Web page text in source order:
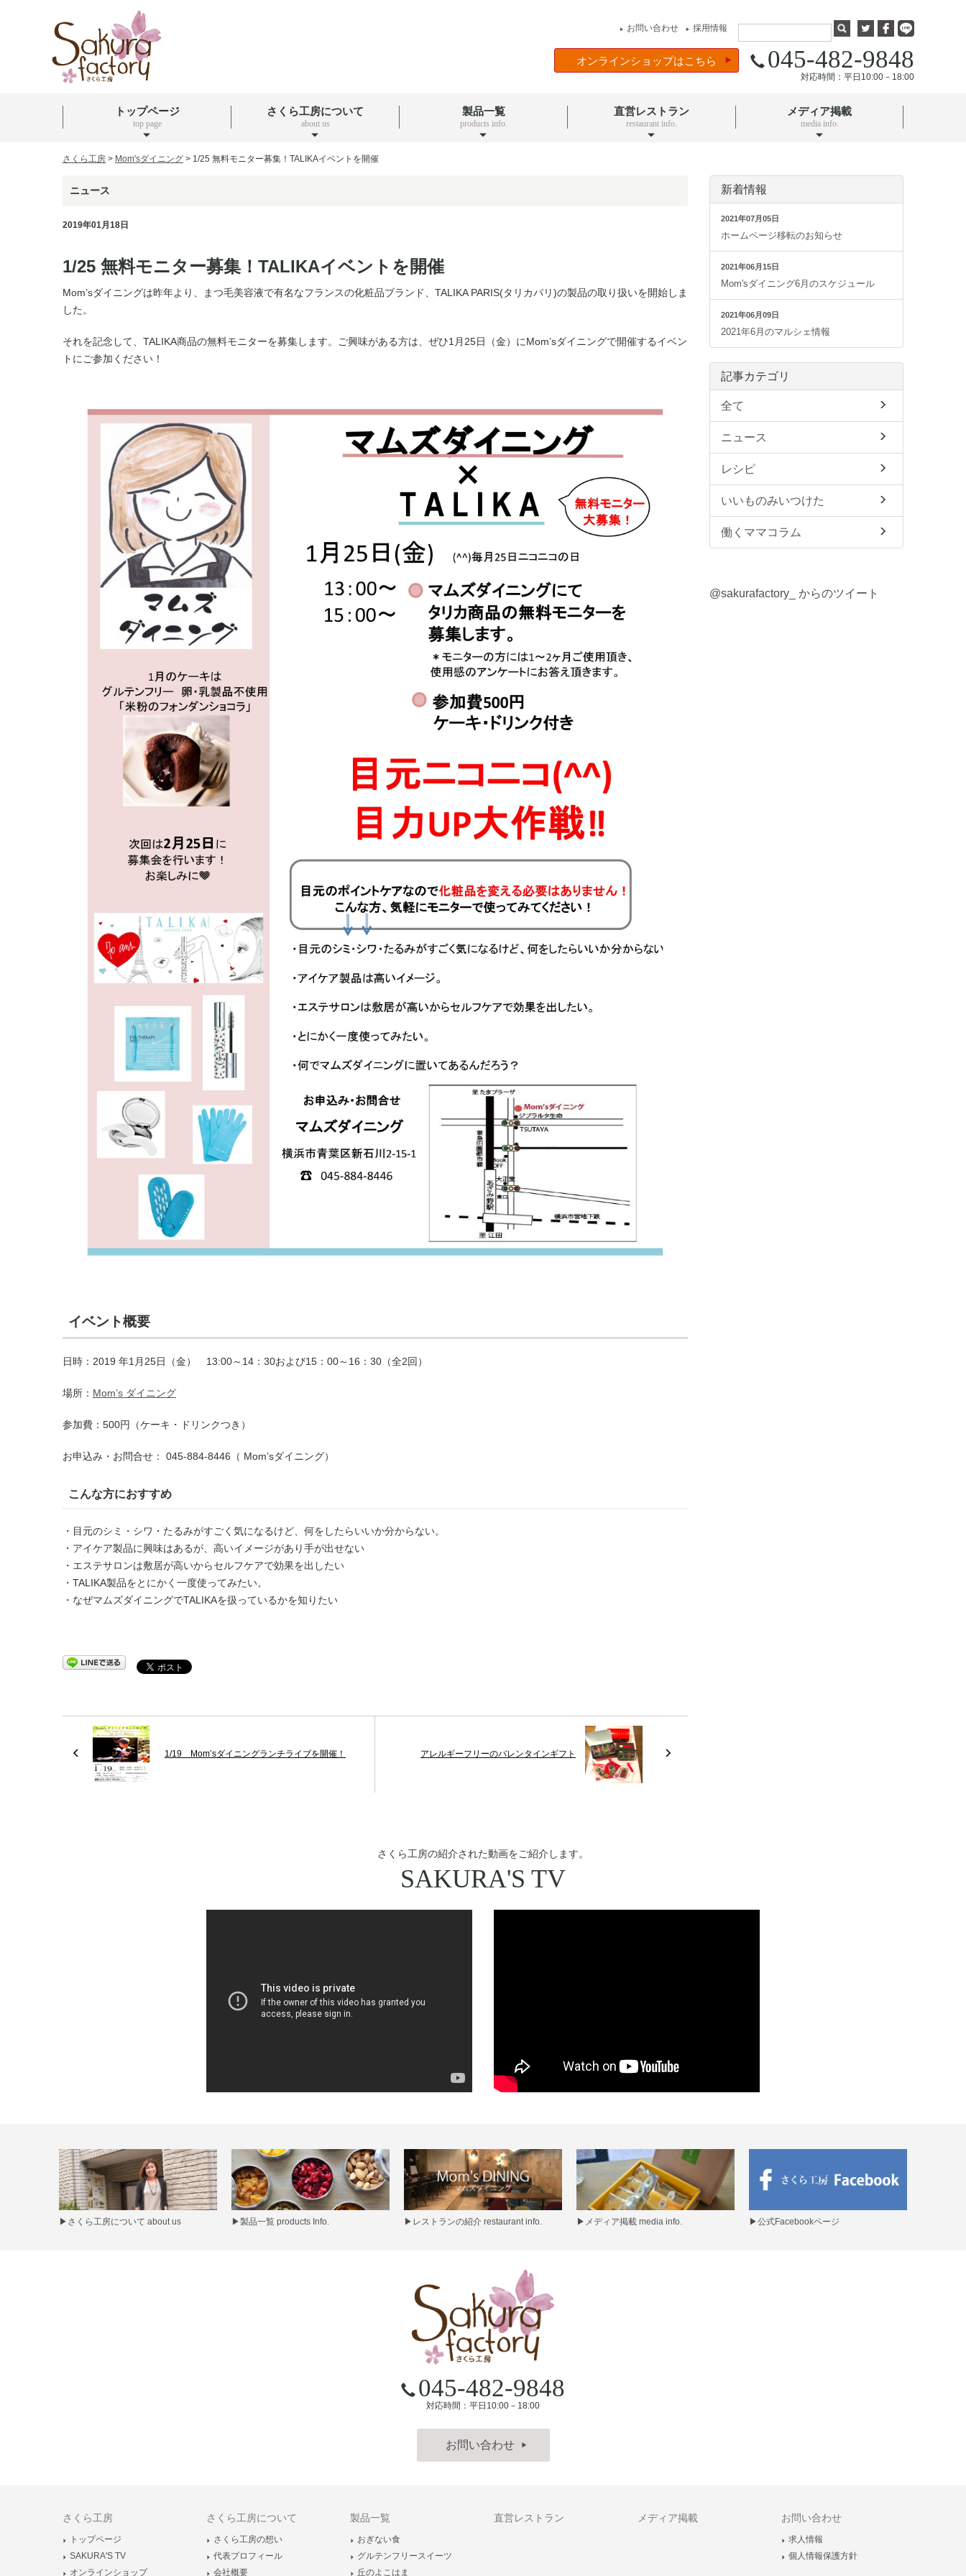
▶ お問い合わせ ▶ 採用情報
オンラインショップはこちら 045-482-9848
対応時間：平日10:00－18:00
トップページ
top page
さくら工房について
about us
製品一覧
products info.
直営レストラン
restaurant info.
メディア掲載
media info.
さくら工房 > Mom'sダイニング > 1/25 無料モニター募集！TALIKAイベントを開催
ニュース
2019年01月18日
1/25 無料モニター募集！TALIKAイベントを開催
Mom’sダイニングは昨年より、まつ毛美容液で有名なフランスの化粧品ブランド、TALIKA PARIS(タリカパリ)の製品の取り扱いを開始しま
した。
それを記念して、TALIKA商品の無料モニターを募集します。ご興味がある方は、ぜひ1月25日（金）にMom’sダイニングで開催するイベン
トにご参加ください！
イベント概要
日時：2019 年1月25日（金） 13:00～14：30および15：00～16：30（全2回）
場所： Mom’s ダイニング
参加費：500円（ケーキ・ドリンクつき）
お申込み・お問合せ： 045-884-8446（ Mom’sダイニング）
こんな方におすすめ
・目元のシミ・シワ・たるみがすごく気になるけど、何をしたらいいか分からない。
・アイケア製品に興味はあるが、高いイメージがあり手が出せない
・エステサロンは敷居が高いからセルフケアで効果を出したい
・TALIKA製品をとにかく一度使ってみたい。
・なぜマムズダイニングでTALIKAを扱っているかを知りたい
1/19 Mom’sダイニングランチライブを開催！ アレルギーフリーのバレンタインギフト
新着情報
2021年07月05日
ホームページ移転のお知らせ
2021年06月15日
Mom'sダイニング6月のスケジュール
2021年06月09日
2021年6月のマルシェ情報
記事カテゴリ
全て
ニュース
レシピ
いいものみいつけた
働くママコラム
@sakurafactory_ からのツイート
さくら工房の紹介された動画をご紹介します。
SAKURA'S TV
▶ さくら工房について about us ▶製品一覧 products Info. ▶ レストランの紹介 restaurant info. ▶ メディア掲載 media info. ▶公式Facebookページ
045-482-9848
対応時間：平日10:00－18:00
お問い合わせ ▶
さくら工房
トップページ
SAKURA'S TV
オンラインショップ
さくら工房について
さくら工房の想い
代表プロフィール
会社概要
製品一覧
おぎない食
グルテンフリースイーツ
丘のよこはま
直営レストラン メディア掲載 お問い合わせ
求人情報
個人情報保護方針